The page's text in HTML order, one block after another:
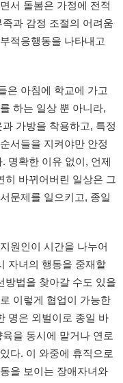
서 돌봄은 가정에 전적
과 감정 조절의 어려움
적응행동을 나타내고
은 아침에 학교에 가고
하는 일상 뿐 아니라,
가방을 착용하고, 특정
서들을 지켜야만 안정
명확한 이유 없이, 언제
히 바뀌어버린 일상은 그
문제를 일으키고, 종일
원인이 시간을 나누어
자녀의 행동을 중재할
방법을 찾아갈 수도 있을
이렇게 협업이 가능한
명은 외벌이로 종일 바
을 동시에 맡거나 연로
다. 이 와중에 휴직으로
을 보이는 장애자녀와